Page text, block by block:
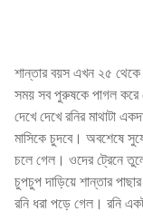
শান্তার বয়স এখন ২৫ থেকে
সময় সব পুরুষকে পাগল করে
দেখে দেখে রনির মাথাটা
মাসিকে চুদবে। অবশেষে
চলে গেল। ওদের ট্রেনে তুলে
চুপচুপ দাড়িয়ে শান্তার
রনি ধরা পড়ে গেল। রনি